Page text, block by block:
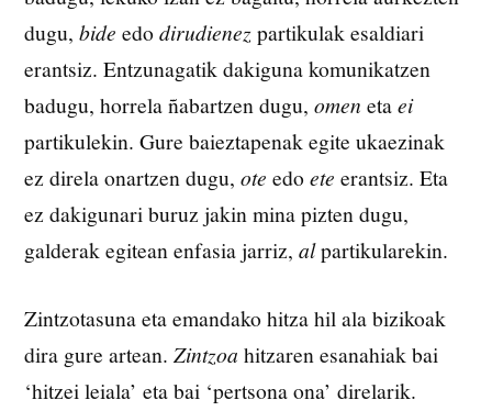
dugu,bide edodirudienezpartikulak esaldiari
erantsiz. Entzunagatik dakiguna komunikatzen
badugu, horrela ñabartzen dugu,omen etaei
partikulekin. Gure baieztapenak egite ukaezinak
ez direla onartzen dugu,ote edoete erantsiz. Eta
ez dakigunari buruz jakin mina pizten dugu,
galderak egitean enfasia jarriz,alpartikularekin.
Zintzotasuna eta emandako hitza hil ala bizikoak
dira gure artean.Zintzoa hitzaren esanahiak bai
‘hitzei leiala’ eta bai ‘pertsona ona’ direlarik.